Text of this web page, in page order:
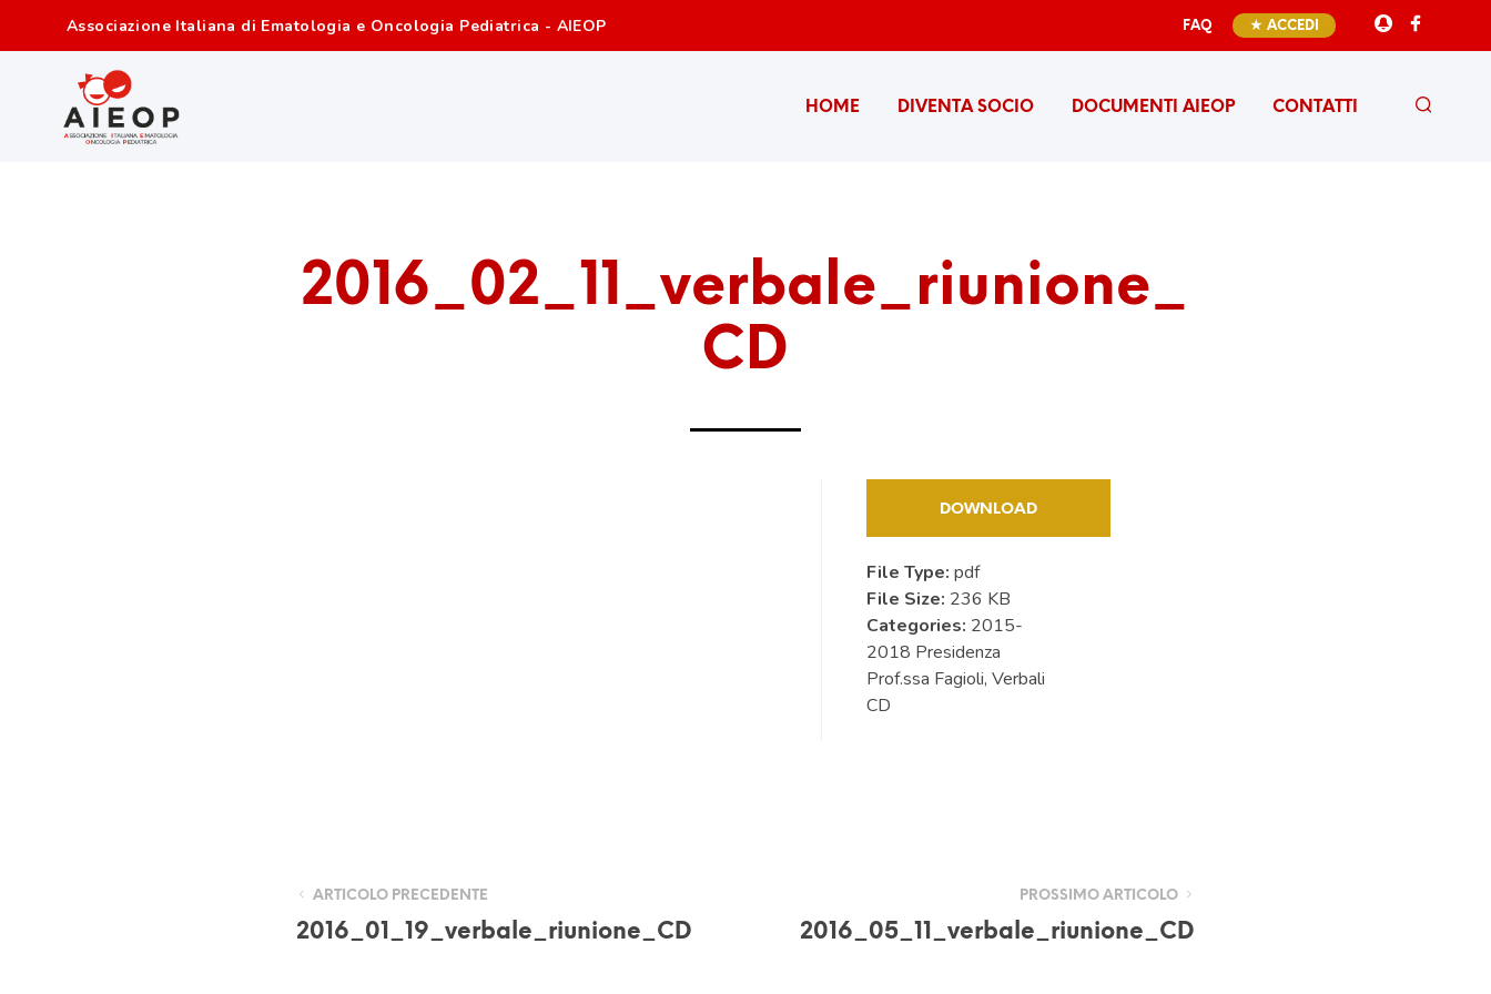
Associazione Italiana di Ematologia e Oncologia Pediatrica - AIEOP FAQ ★ ACCEDI
HOME DIVENTA SOCIO DOCUMENTI AIEOP CONTATTI
2016_02_11_verbale_riunione_
CD
DOWNLOAD
File Type: pdf
File Size: 236 KB
Categories: 2015-
2018 Presidenza
Prof.ssa Fagioli, Verbali
CD
ARTICOLO PRECEDENTE
2016_01_19_verbale_riunione_CD
PROSSIMO ARTICOLO
2016_05_11_verbale_riunione_CD